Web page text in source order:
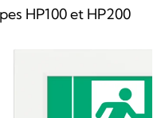
HP100 et HP200